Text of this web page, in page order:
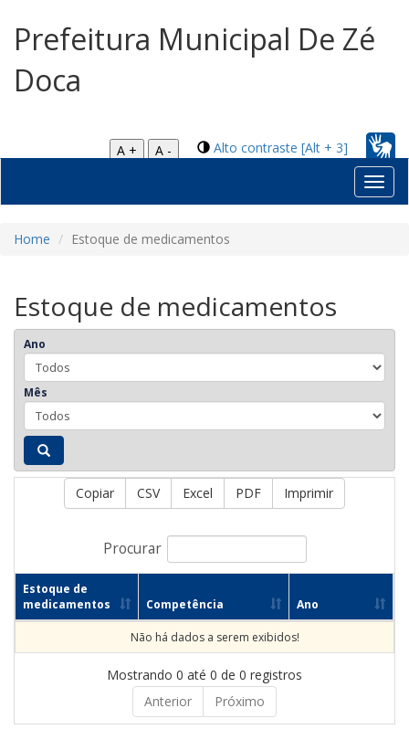
Prefeitura Municipal De Zé
Doca
Alto contraste [Alt + 3]
A +
A -
Home Estoque de medicamentos
Estoque de medicamentos
Ano
Mês
Copiar CSV Excel PDF Imprimir
Procurar
Estoque de
medicamentos
Competência Ano
Não há dados a serem exibidos!
Mostrando 0 até 0 de 0 registros
Anterior
Próximo